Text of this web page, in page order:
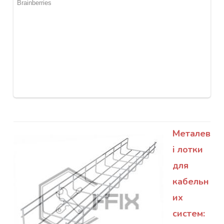
Металев
і лотки
для
кабельн
их
систем: